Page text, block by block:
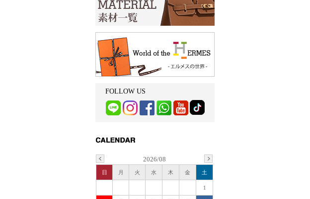
FOLLOW US
2026/08
日 月 火 水 木 金 土
1